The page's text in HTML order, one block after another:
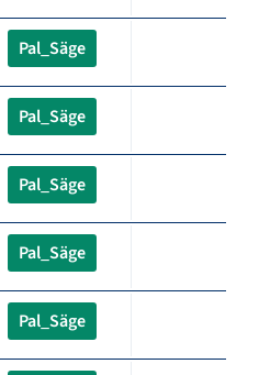
Pal_Säge
Pal_Säge
Pal_Säge
Pal_Säge
Pal_Säge